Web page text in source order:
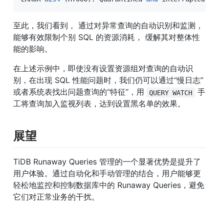
至此，我们看到， 通过对异常查询的自动识别和监测，
能够有效限制个别 SQL 的资源消耗， 缓解其对整体性
能的影响。
在上述示例中，即使没有设置资源组对查询的自动识
别，在出现 SQL 性能问题时，我们仍可以通过“慢日志”
或者系统表找出问题查询的“特征”，用
QUERY WATCH
手
工将查询加入监视列表，达到设置黑名单的效果。
展望
TiDB Runaway Queries 管理的一个显著优势是提升了
用户体验。通过自动化和手动管理的结合，用户能够更
轻松地监控和控制数据库中的 Runaway Queries，避免
它们对正常业务的干扰。